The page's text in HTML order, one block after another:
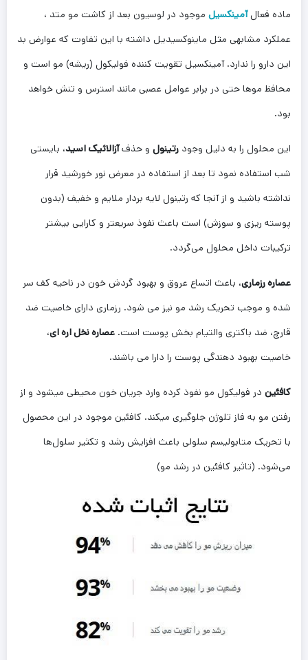
ماده فعالآمینکسیل موجود در لوسیون بعد از کاشت مو متد ،
عملکرد مشابهی مثل ماینوکسیدیل داشته با این تفاوت که عوارض بد
این دارو را ندارد. آمینکسیل تقویت کننده فولیکول (ریشه) مو است و
محافظ موها حتی در برابر عوامل عصبی مانند استرس و تنش خواهد
بود.
این محلول را به دلیل وجود رتینول و حذفآزالائیک اسید، بایستی
شب استفاده نمود تا بعد از استفاده در معرض نور خورشید قرار
نداشته باشید و از آنجا که رتینول لایه بردار ملایم و خفیف (بدون
پوسته ریزی و سوزش) است باعث نفوذ سریعتر و کارایی بیشتر
ترکیبات داخل محلول می‌گردد.
عصاره رزماری، باعث اتساع عروق و بهبود گردش خون در ناحیه کف سر
شده و موجب تحریک رشد مو نیز می شود. رزماری دارای خاصیت ضد
قارچ، ضد باکتری والتیام بخش پوست است. عصاره نخل اره ای،
خاصیت بهبود دهندگی پوست را دارا می باشند.
کافئین در فولیکول مو نفوذ کرده وارد جریان خون محیطی میشود و از
رفتن مو به فاز تلوژن جلوگیری میکند. کافئین موجود در این محصول
با تحریک متابولیسم سلولی باعث افزایش رشد و تکثیر سلول‌ها
می‌شود. (تاثیر کافئین در رشد مو)